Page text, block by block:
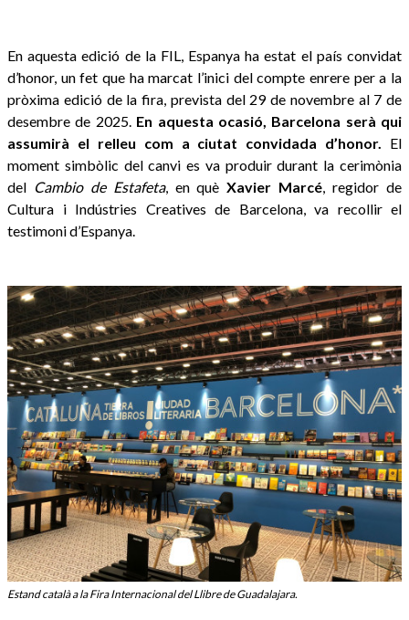
En aquesta edició de la FIL, Espanya ha estat el país convidat
d’honor, un fet que ha marcat l’inici del compte enrere per a la
pròxima edició de la fira, prevista del 29 de novembre al 7 de
desembre de 2025. En aquesta ocasió, Barcelona serà qui
assumirà el relleu com a ciutat convidada d’honor. El
moment simbòlic del canvi es va produir durant la cerimònia
del Cambio de Estafeta, en quèXavier Marcé, regidor de
Cultura i Indústries Creatives de Barcelona, va recollir el
testimoni d’Espanya.
Estand català a la Fira Internacional del Llibre de Guadalajara.